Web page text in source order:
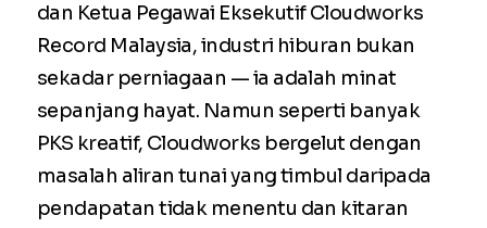
dan Ketua Pegawai Eksekutif Cloudworks
Record Malaysia, industri hiburan bukan
sekadar perniagaan — ia adalah minat
sepanjang hayat. Namun seperti banyak
PKS kreatif, Cloudworks bergelut dengan
masalah aliran tunai yang timbul daripada
pendapatan tidak menentu dan kitaran